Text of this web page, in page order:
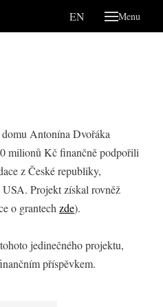
Menu
CS
EN
O nás
Antonína Dvořáka
milionů Kč finančně podpořili
z České republiky,
Projekt získal rovněž
o grantech zde).
jedinečného projektu,
příspěvkem.